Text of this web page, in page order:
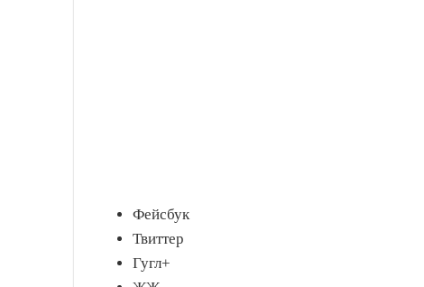
Фейсбук
Твиттер
Гугл+